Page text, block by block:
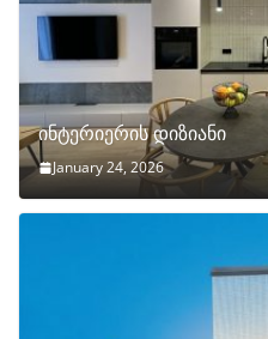
ინტერიერის დიზიანი
January 24, 2026